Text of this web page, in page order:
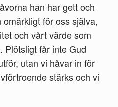
han har gett och
för oss själva,
och vårt värde som
Plötsligt får inte Gud
utan vi håvar in för
stärks och vi